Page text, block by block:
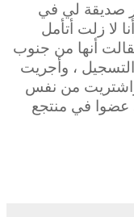
صديقة لي في
لا زلت أتأمل
أنها من جنوب
التسجيل ، وأجريت
واشتريت من نفس
عضوا في منتجع